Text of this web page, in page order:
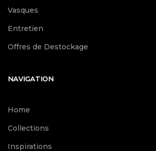
Vasques
Entretien
Offres de Destockage
NAVIGATION
Home
Collections
Inspirations